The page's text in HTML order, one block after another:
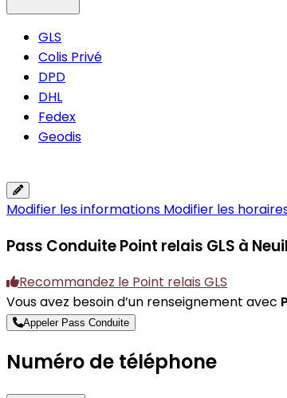
GLS
Colis Privé
DPD
DHL
Fedex
Geodis
Modifier les informations Modifier les
Pass ConduitePoint relais GLS à
Recommandez le Point relais GLS
Vous avez besoin d’un renseignement avec
Appeler Pass Conduite
Numéro de téléphone